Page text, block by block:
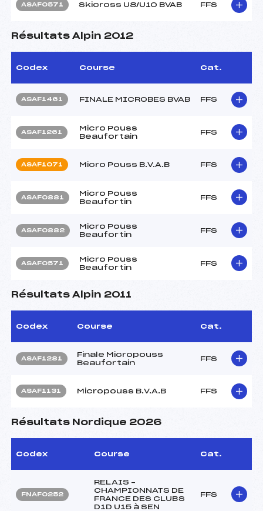
ASAF0571 Skicross U8/U10 BVAB FFS
Résultats Alpin 2012
Codex Course Cat.
ASAF1461 FINALE MICROBES BVAB FFS
ASAF1261
Micro Pouss
Beaufortain
FFS
ASAF1071 Micro Pouss B.V.A.B FFS
ASAF0881
Micro Pouss
Beaufortin
FFS
ASAF0882
Micro Pouss
Beaufortin
FFS
ASAF0571
Micro Pouss
Beaufortin
FFS
Résultats Alpin 2011
Codex Course Cat.
ASAF1281
Finale Micropouss
Beaufortain
FFS
ASAF1131 Micropouss B.V.A.B FFS
Résultats Nordique 2026
Codex Course Cat.
FNAF0252
RELAIS –
CHAMPIONNATS DE
FRANCE DES CLUBS
D1D U15 à SEN
FFS